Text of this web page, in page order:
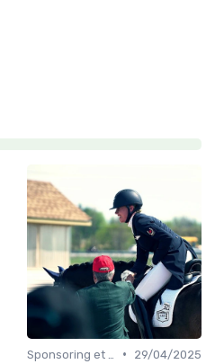
•
29/04/2025